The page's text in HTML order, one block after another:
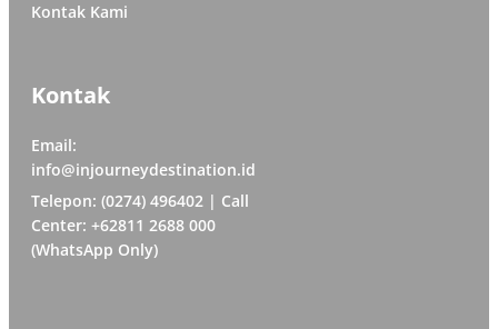
Kontak Kami
Kontak
Email:
info@injourneydestination.id
Telepon: (0274) 496402 | Call
Center: +62811 2688 000
(WhatsApp Only)